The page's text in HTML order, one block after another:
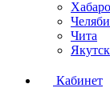
Чита
Якутск
Кабинет